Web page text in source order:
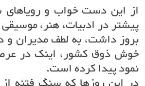
از این دست خواب و رویاهای
پیشتر در ادبیات، هنر،
بروز داشت، به لطف مدیران و
خوش ذوق کشور، اینک در
نمود پیدا کرده است.